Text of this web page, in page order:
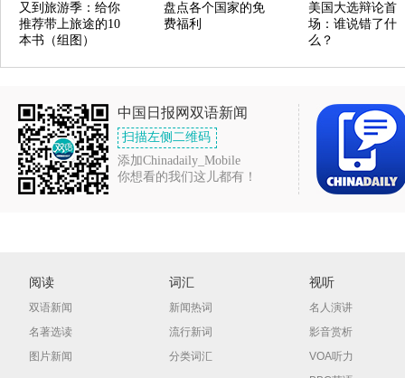
又到旅游季：给你
推荐带上旅途的10
本书（组图）
盘点各个国家的免
费福利
美国大选辩论首
场：谁说错了什
么？
中国日报网双语新闻
扫描左侧二维码
添加Chinadaily_Mobile
你想看的我们这儿都有！
阅读
双语新闻
名著选读
图片新闻
词汇
新闻热词
流行新词
分类词汇
视听
名人演讲
影音赏析
VOA听力